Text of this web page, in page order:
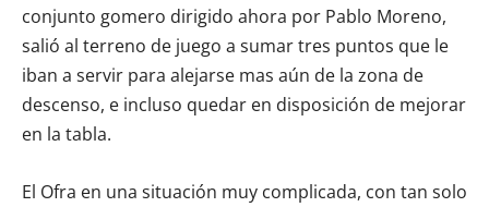
conjunto gomero dirigido ahora por Pablo Moreno,
salió al terreno de juego a sumar tres puntos que le
iban a servir para alejarse mas aún de la zona de
descenso, e incluso quedar en disposición de mejorar
en la tabla.
El Ofra en una situación muy complicada, con tan solo